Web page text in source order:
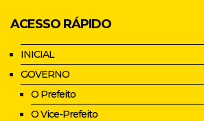
ACESSO RÁPIDO
INICIAL
GOVERNO
O Prefeito
O Vice-Prefeito